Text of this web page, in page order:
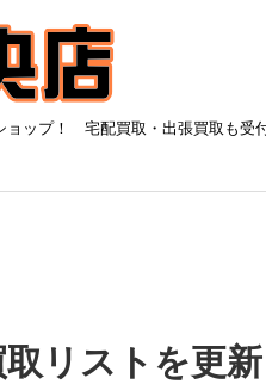
ョップ！ 宅配買取・出張買取も受
リストを更